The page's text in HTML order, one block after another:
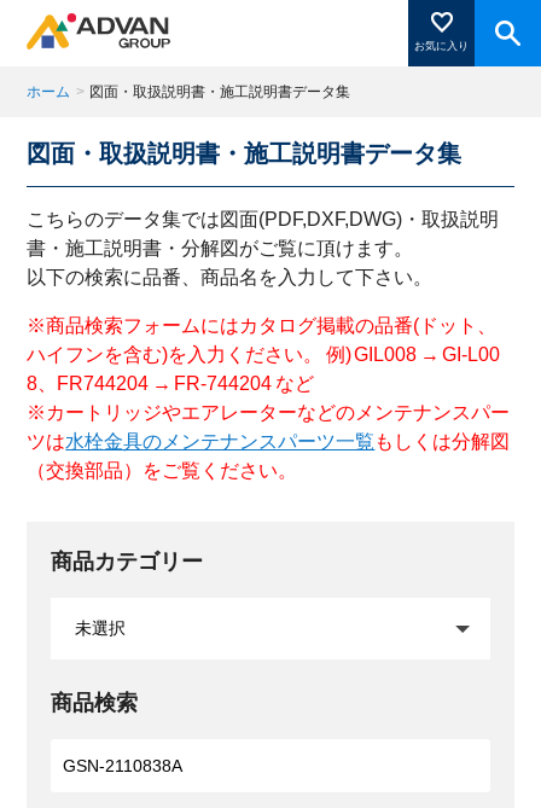
お気に入り
商品ページにある「お気に入り登録」を押すと登録した
商品がここに表示されます。
ホーム > 図面・取扱説明書・施工説明書データ集
図面・取扱説明書・施工説明書データ集
こちらのデータ集では図面(PDF,DXF,DWG)・取扱説明
書・施工説明書・分解図がご覧に頂けます。
以下の検索に品番、商品名を入力して下さい。
※商品検索フォームにはカタログ掲載の品番(ドット、
ハイフンを含む)を入力ください。 例) GIL008 → GI-L00
8、FR744204 → FR-744204 など
※カートリッジやエアレーターなどのメンテナンスパー
ツは水栓金具のメンテナンスパーツ一覧 もしくは分解図
（交換部品）をご覧ください。
商品カテゴリー
商品検索